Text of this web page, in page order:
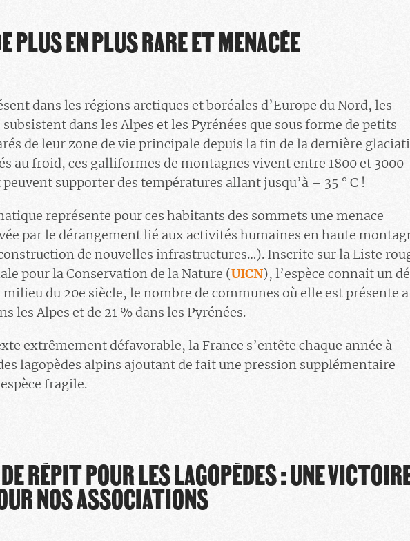
PLUS EN PLUS RARE ET MENACÉE
dans les régions arctiques et boréales d’Europe du Nord, les
dans les Alpes et les Pyrénées que sous forme de petits
de leur zone de vie principale depuis la fin de la dernière
au froid, ces galliformes de montagnes vivent entre 1800 et 3000
supporter des températures allant jusqu’à – 35 ° C !
représente pour ces habitants des sommets une menace
par le dérangement lié aux activités humaines en haute
de nouvelles infrastructures…). Inscrite sur la Liste
pour la Conservation de la Nature (UICN), l’espèce connait un
du 20e siècle, le nombre de communes où elle est présente a
les Alpes et de 21 % dans les Pyrénées.
extrêmement défavorable, la France s’entête chaque année à
lagopèdes alpins ajoutant de fait une pression supplémentaire
fragile.
RÉPIT POUR LES LAGOPÈDES : UNE
NOS ASSOCIATIONS